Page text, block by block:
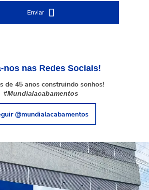
Enviar
nos nas Redes Sociais!
de 45 anos construindo sonhos!
#Mundialacabamentos
@mundialacabamentos